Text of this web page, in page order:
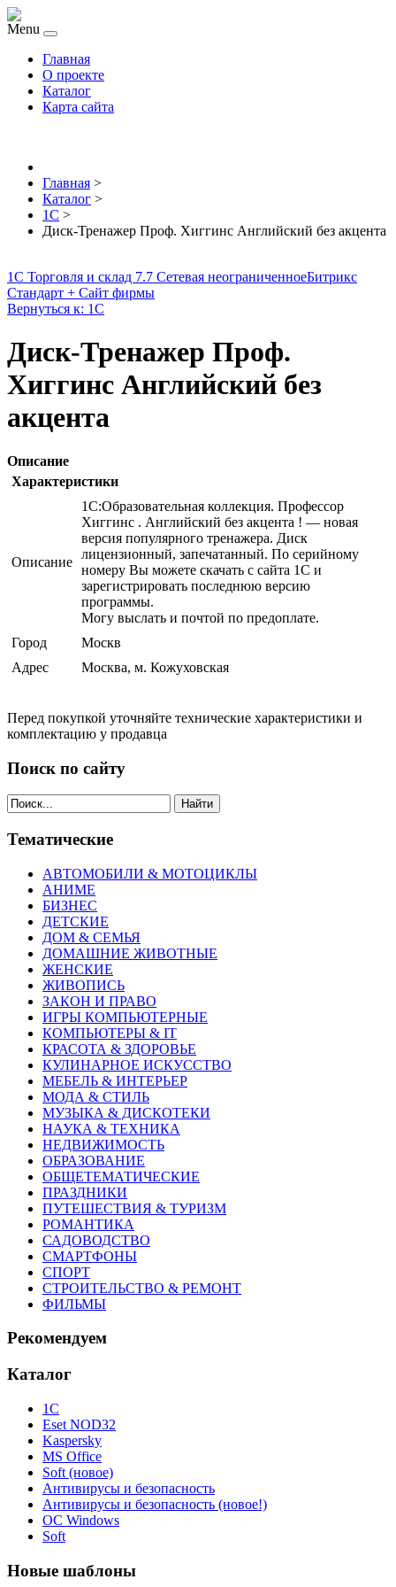
Menu
Главная
О проекте
Каталог
Карта сайта
Главная >
Каталог >
1С >
Диск-Тренажер Проф. Хиггинс Английский без акцента
1С Торговля и склад 7.7 Сетевая неограниченноеБитрикс
Стандарт + Сайт фирмы
Вернуться к: 1С
Диск-Тренажер Проф.
Хиггинс Английский без
акцента
Описание
Характеристики
Описание
1С:Образовательная коллекция. Профессор
Хиггинс . Английский без акцента ! — новая
версия популярного тренажера. Диск
лицензионный, запечатанный. По серийному
номеру Вы можете скачать с сайта 1С и
зарегистрировать последнюю версию
программы.
Могу выслать и почтой по предоплате.
Город
Москв
Адрес
Москва, м. Кожуховская
Перед покупкой уточняйте технические характеристики и
комплектацию у продавца
Поиск по сайту
Найти
Тематические
АВТОМОБИЛИ & МОТОЦИКЛЫ
АНИМЕ
БИЗНЕС
ДЕТСКИЕ
ДОМ & СЕМЬЯ
ДОМАШНИЕ ЖИВОТНЫЕ
ЖЕНСКИЕ
ЖИВОПИСЬ
ЗАКОН И ПРАВО
ИГРЫ КОМПЬЮТЕРНЫЕ
КОМПЬЮТЕРЫ & IT
КРАСОТА & ЗДОРОВЬЕ
КУЛИНАРНОЕ ИСКУССТВО
МЕБЕЛЬ & ИНТЕРЬЕР
МОДА & СТИЛЬ
МУЗЫКА & ДИСКОТЕКИ
НАУКА & ТЕХНИКА
НЕДВИЖИМОСТЬ
ОБРАЗОВАНИЕ
ОБЩЕТЕМАТИЧЕСКИЕ
ПРАЗДНИКИ
ПУТЕШЕСТВИЯ & ТУРИЗМ
РОМАНТИКА
САДОВОДСТВО
СМАРТФОНЫ
СПОРТ
СТРОИТЕЛЬСТВО & РЕМОНТ
ФИЛЬМЫ
Рекомендуем
Каталог
1С
Eset NOD32
Kaspersky
MS Office
Soft (новое)
Антивирусы и безопасность
Антивирусы и безопасность (новое!)
ОС Windows
Soft
Новые шаблоны